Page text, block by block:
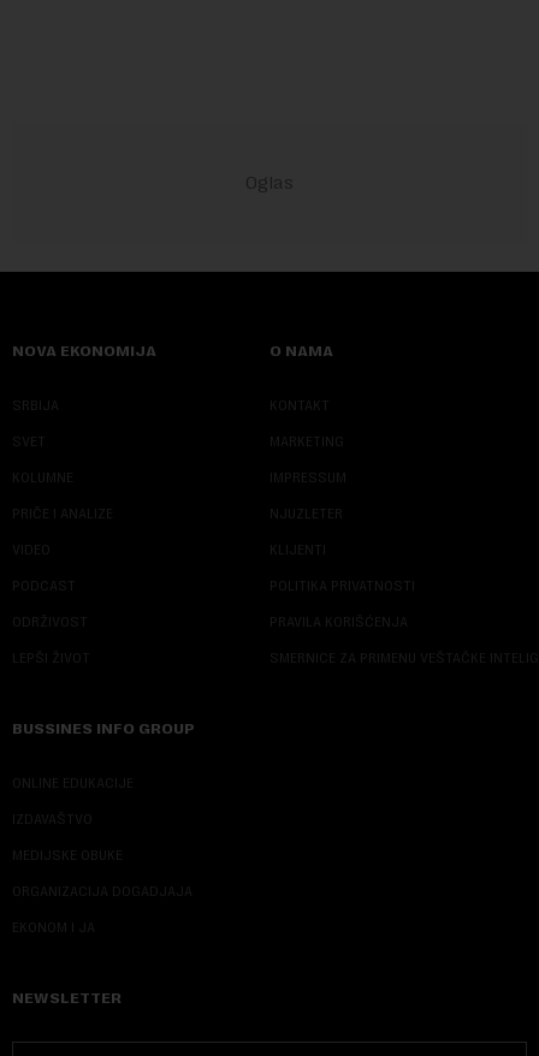
NOVA EKONOMIJA
SRBIJA
SVET
KOLUMNE
PRIČE I ANALIZE
VIDEO
PODCAST
ODRŽIVOST
LEPŠI ŽIVOT
O NAMA
KONTAKT
MARKETING
IMPRESSUM
NJUZLETER
KLIJENTI
POLITIKA PRIVATNOSTI
PRAVILA KORIŠĆENJA
SMERNICE ZA PRIMENU VEŠTAČKE
BUSSINES INFO GROUP
ONLINE EDUKACIJE
IZDAVAŠTVO
MEDIJSKE OBUKE
ORGANIZACIJA DOGADJAJA
EKONOM I JA
NEWSLETTER